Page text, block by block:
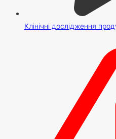
Клінічні дослідження